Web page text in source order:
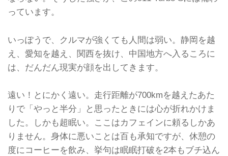
っています。
いっぽうで、クルマが強くても人間は弱い。静岡を越
え、愛知を越え、関西を抜け、中国地方へ入るころに
は、だんだん現実が顔を出してきます。
遠い！とにかく遠い。走行距離が700kmを越えたあた
りで「やっと半分」と思ったときには心が折れかけま
した。しかも超眠い。ここはカフェインに頼るしかあ
りません。身体に悪いことは百も承知ですが、休憩の
度にコーヒーを飲み、挙句は眠眠打破を2本もブチ込ん